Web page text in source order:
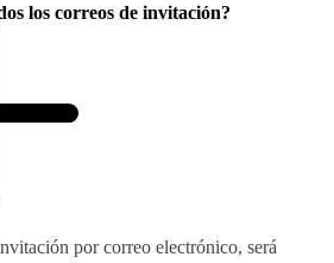
los correos de invitación?
por correo electrónico, será